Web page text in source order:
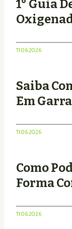
1° Guia
11.06.2026
Saiba
Em
11.06.2026
Como
Forma
11.06.2026